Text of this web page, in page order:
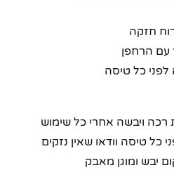
חזקה
עם הרחפן
כל טיסה
רכה ויבשה אחרי כל שימוש
טיסה וודאו שאין נזקים
יבש ומוגן מאבק